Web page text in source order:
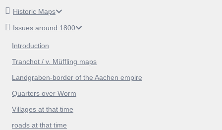
Historic Maps
Issues around 1800
Introduction
Tranchot / v. Müffling maps
Landgraben-border of the Aachen empire
Quarters over Worm
Villages at that time
roads at that time